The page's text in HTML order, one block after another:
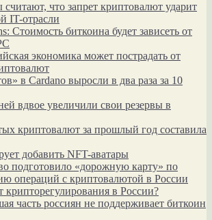
что запрет криптовалют ударит
IT-отрасли
Стоимость биткоина будет зависеть от
экономика может пострадать от
в Cardano выросли в два раза за 10
вдвое увеличили свои резервы в
криптовалют за прошлый год составила
добавить NFT-аватары
подготовило «дорожную карту» по
операций с криптовалютой в России
крипторегулирования в России?
часть россиян не поддерживает биткоин